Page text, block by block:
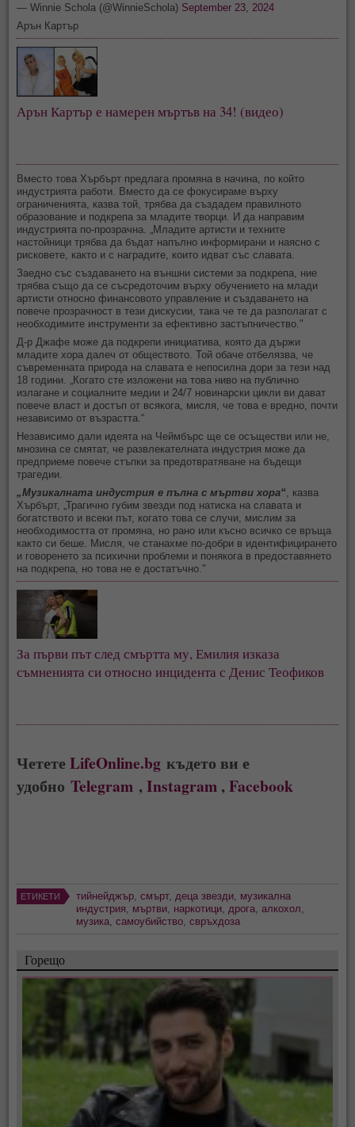
— Winnie Schola (@WinnieSchola) September 23, 2024
Арън Картър
Арън Картър е намерен мъртъв на 34! (видео)
Вместо това Хърбърт предлага промяна в начина, по който
индустрията работи. Вместо да се фокусираме върху
ограниченията, казва той, трябва да създадем правилното
образование и подкрепа за младите творци. И да направим
индустрията по-прозрачна. „Младите артисти и техните
настойници трябва да бъдат напълно информирани и наясно с
рисковете, както и с наградите, които идват със славата.
Заедно със създаването на външни системи за подкрепа, ние
трябва също да се съсредоточим върху обучението на млади
артисти относно финансовото управление и създаването на
повече прозрачност в тези дискусии, така че те да разполагат с
необходимите инструменти за ефективно застъпничество."
Д-р Джафе може да подкрепи инициатива, която да държи
младите хора далеч от обществото. Той обаче отбелязва, че
съвременната природа на славата е непосилна дори за тези над
18 години. „Когато сте изложени на това ниво на публично
излагане и социалните медии и 24/7 новинарски цикли ви дават
повече власт и достъп от всякога, мисля, че това е вредно, почти
независимо от възрастта.“
Независимо дали идеята на Чеймбърс ще се осъществи или не,
мнозина се смятат, че развлекателната индустрия може да
предприеме повече стъпки за предотвратяване на бъдещи
трагедии.
„Музикалната индустрия е пълна с мъртви хора“ , казва
Хърбърт, „Трагично губим звезди под натиска на славата и
богатството и всеки път, когато това се случи, мислим за
необходимостта от промяна, но рано или късно всичко се връща
както си беше. Мисля, че станахме по-добри в идентифицирането
и говоренето за психични проблеми и понякога в предоставянето
на подкрепа, но това не е достатъчно."
За първи път след смъртта му, Емилия изказа
съмненията си относно инцидента с Денис Теофиков
ЧететеLifeOnline.bg където ви е
удобноTelegram ,Instagram ,Facebook
ЕТИКЕТИ тийнейджър,смърт,деца звезди, музикална
индустрия, мъртви, наркотици,дрога,алкохол,
музика,самоубийство,свръхдоза
Горещо